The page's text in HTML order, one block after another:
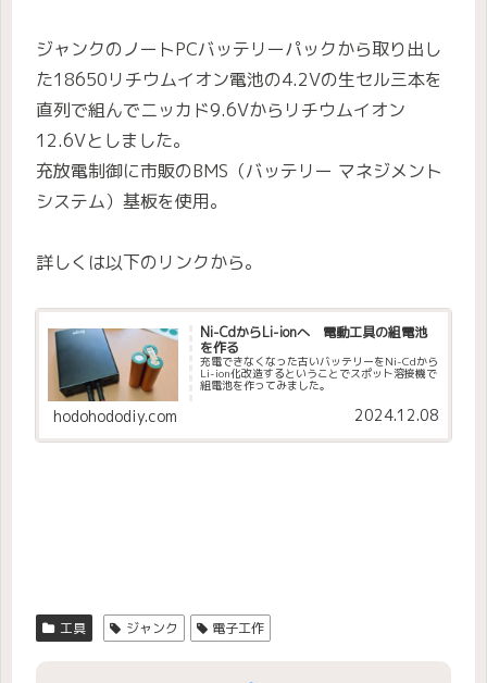
ジャンクのノートPCバッテリーパックから取り出し
た18650リチウムイオン電池の4.2Vの生セル三本を
直列で組んでニッカド9.6Vからリチウムイオン
12.6Vとしました。
充放電制御に市販のBMS（バッテリー マネジメント
システム）基板を使用。
詳しくは以下のリンクから。
Ni-CdからLi-ionへ 電動工具の組電池
を作る
充電できなくなった古いバッテリーをNi-Cdから
Li-ion化改造するということでスポット溶接機で
組電池を作ってみました。
hodohododiy.com 2024.12.08
工具 ジャンク 電子工作